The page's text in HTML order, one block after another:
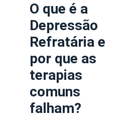
O que é a
Depressão
Refratária e
por que as
terapias
comuns
falham?